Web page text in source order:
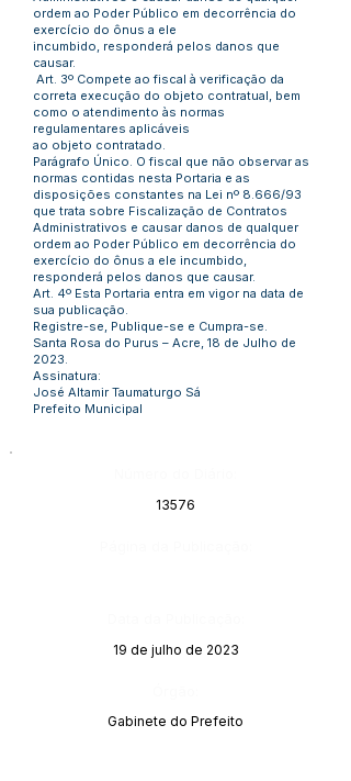
ordem ao Poder Público em decorrência do
exercício do ônus a ele
incumbido, responderá pelos danos que
causar.
Art. 3º Compete ao fiscal à verificação da
correta execução do objeto contratual, bem
como o atendimento às normas
regulamentares aplicáveis
ao objeto contratado.
Parágrafo Único. O fiscal que não observar as
normas contidas nesta Portaria e as
disposições constantes na Lei nº 8.666/93
que trata sobre Fiscalização de Contratos
Administrativos e causar danos de qualquer
ordem ao Poder Público em decorrência do
exercício do ônus a ele incumbido,
responderá pelos danos que causar.
Art. 4º Esta Portaria entra em vigor na data de
sua publicação.
Registre-se, Publique-se e Cumpra-se.
Santa Rosa do Purus – Acre, 18 de Julho de
2023.
Assinatura:
José Altamir Taumaturgo Sá
Prefeito Municipal
13576
19 de julho de 2023
Gabinete do Prefeito